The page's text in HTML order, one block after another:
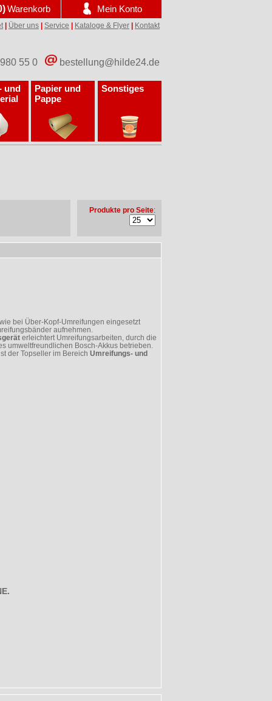
Über uns Service Kataloge & Flyer Kontakt
980 55 0 bestellung@hilde24.de
Warenkorb Mein Konto
und
Papier und
Pappe
Sonstiges
Produkte pro Seite:
bei Über-Kopf-Umreifungen eingesetzt
aufnehmen.
erleichtert Umreifungsarbeiten, durch die
umweltfreundlichen Bosch-Akkus betrieben.
der Topseller im Bereich Umreifungs- und